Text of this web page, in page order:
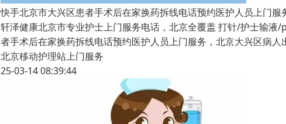
快手北京市大兴区患者手术后在家换药拆线电话预约医护人员上门服
轩泽健康北京市专业护士上门服务电话，北京全覆盖 打针/护士输
者手术后在家换药拆线电话预约医护人员上门服务，北京大兴区病
北京移动护理站上门服务
25-03-14 08:39:44